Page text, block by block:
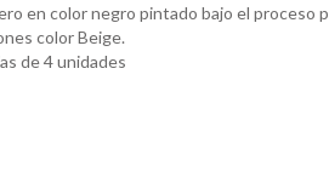
en color negro pintado bajo el proceso
color Beige.
de 4 unidades